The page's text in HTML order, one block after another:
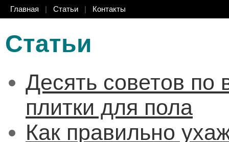
Главная Статьи Контакты
Статьи
Десять советов по
плитки для пола
Как правильно